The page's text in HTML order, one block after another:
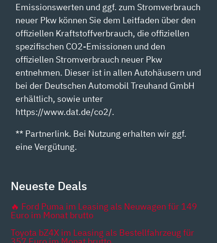
Emissionswerten und ggf. zum Stromverbrauch
neuer Pkw können Sie dem Leitfaden über den
offiziellen Kraftstoffverbrauch, die offiziellen
spezifischen CO2-Emissionen und den
offiziellen Stromverbrauch neuer Pkw
entnehmen. Dieser ist in allen Autohäusern und
bei der Deutschen Automobil Treuhand GmbH
erhältlich, sowie unter
https://www.dat.de/co2/.
** Partnerlink. Bei Nutzung erhalten wir ggf.
eine Vergütung.
Neueste Deals
🔥 Ford Puma im Leasing als Neuwagen für 149
Euro im Monat brutto
Toyota bZ4X im Leasing als Bestellfahrzeug für